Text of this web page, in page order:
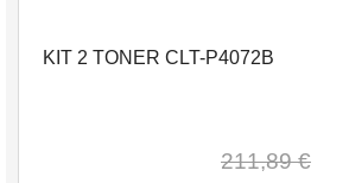
KIT 2 TONER CLT-P4072B
211,89 €